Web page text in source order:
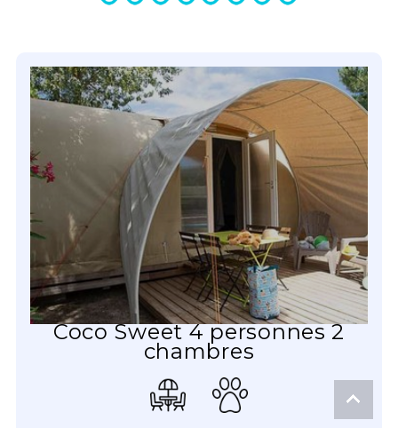
Coco Sweet 4 personnes 2
chambres